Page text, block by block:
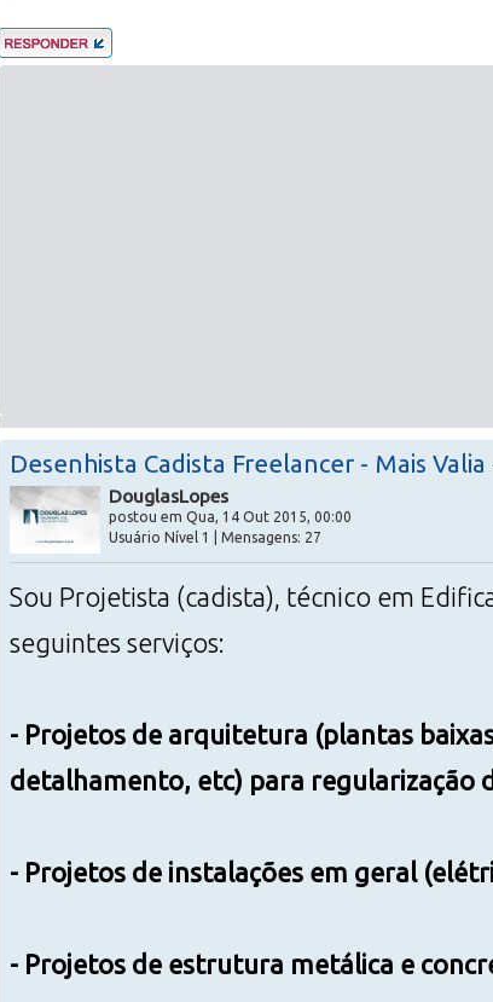
Desenhista Cadista Freelancer - Mais Valia
DouglasLopes
postou em Qua, 14 Out 2015, 00:00
Usuário Nível 1 | Mensagens: 27
Sou Projetista (cadista), técnico em
seguintes serviços:
- Projetos de arquitetura (plantas
detalhamento, etc) para regularização
- Projetos de instalações em geral
- Projetos de estrutura metálica e